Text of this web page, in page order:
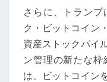
さらに、トラン
ク・ビットコイン
資産ストックパイ
ン管理の新たな
は、ビットコイン